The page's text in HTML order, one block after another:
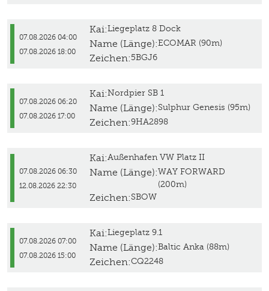
07.08.2026 04:00
07.08.2026 18:00
Kai:Liegeplatz 8 Dock
Name (Länge):ECOMAR (90m)
Zeichen:5BGJ6
07.08.2026 06:20
07.08.2026 17:00
Kai:Nordpier SB 1
Name (Länge):Sulphur Genesis (95m)
Zeichen:9HA2898
07.08.2026 06:30
12.08.2026 22:30
Kai:Außenhafen VW Platz II
Name (Länge):WAY FORWARD
(200m)
Zeichen:SBOW
07.08.2026 07:00
07.08.2026 15:00
Kai:Liegeplatz 9.1
Name (Länge):Baltic Anka (88m)
Zeichen:CQ2248